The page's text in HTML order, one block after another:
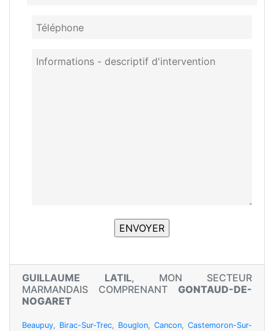
GUILLAUME LATIL, MON SECTEUR
MARMANDAIS COMPRENANT GONTAUD-DE-
NOGARET
Beaupuy, Birac-Sur-Trec, Bouglon, Cancon, Castemoron-Sur-